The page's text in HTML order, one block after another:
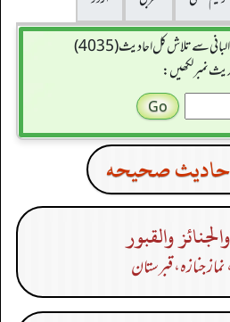
سے تلاش کل احادیث (4035)
نمبر لکھیں:
صحيحه
والقبور
جنازہ، قبرستان